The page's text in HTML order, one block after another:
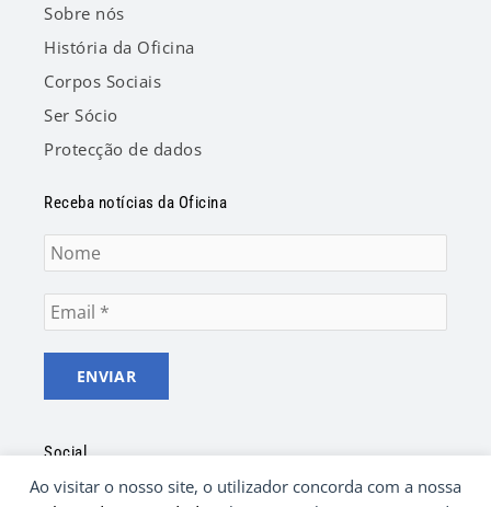
Ao visitar o nosso site, o utilizador concorda com a nossa
Sobre nós
História da Oficina
Corpos Sociais
Ser Sócio
Protecção de dados
Receba notícias da Oficina
Social
F Y